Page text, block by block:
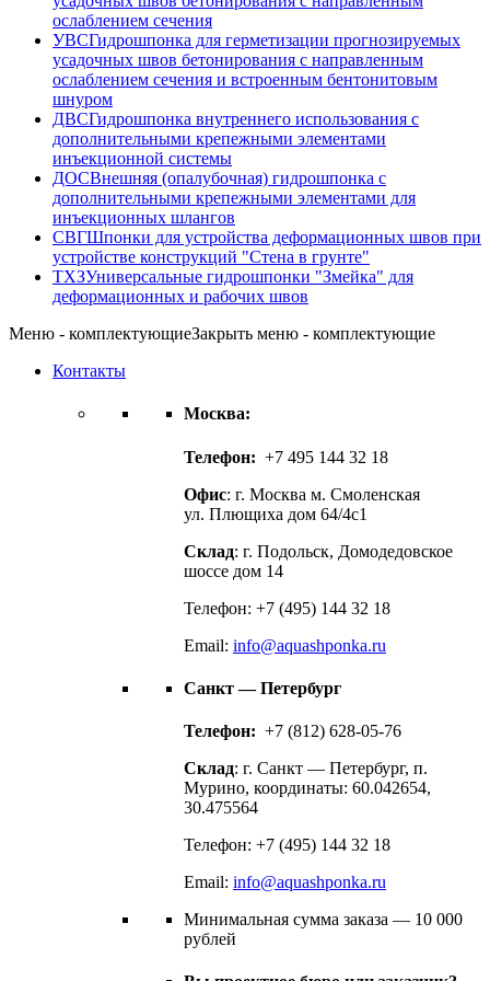
ослаблением сечения
УВСГидрошпонка для герметизации прогнозируемых
усадочных швов бетонирования с направленным
ослаблением сечения и встроенным бентонитовым
шнуром
ДВСГидрошпонка внутреннего использования с
дополнительными крепежными элементами
инъекционной системы
ДОСВнешняя (опалубочная) гидрошпонка с
дополнительными крепежными элементами для
инъекционных шлангов
СВГШпонки для устройства деформационных швов при
устройстве конструкций "Стена в грунте"
ТХЗУниверсальные гидрошпонки "Змейка" для
деформационных и рабочих швов
Меню - комплектующиеЗакрыть меню - комплектующие
Контакты
Москва:
Телефон: +7 495 144 32 18
Офис: г. Москва м. Смоленская
ул. Плющиха дом 64/4с1
Склад: г. Подольск, Домодедовское
шоссе дом 14
Телефон: +7 (495) 144 32 18
Email: info@aquashponka.ru
Санкт — Петербург
Телефон: +7 (812) 628-05-76
Склад: г. Санкт — Петербург, п.
Мурино, координаты: 60.042654,
30.475564
Телефон: +7 (495) 144 32 18
Email: info@aquashponka.ru
Минимальная сумма заказа — 10 000
рублей